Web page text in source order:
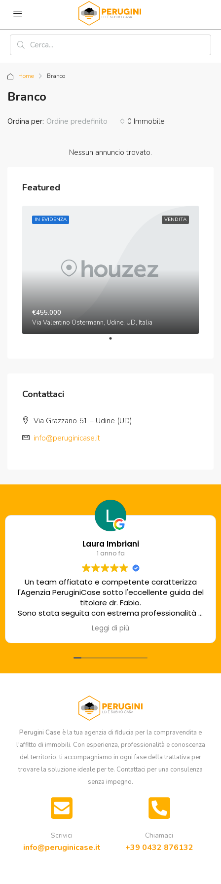
Home Branco
Branco
0 Immobile
Ordina per: Ordine predefinito
Nessun annuncio trovato.
Featured
VENDITA
IN EVIDENZA
€455.000
Via Valentino Ostermann, Udine, UD, Italia
Contattaci
Via Grazzano 51 – Udine (UD)
info@peruginicase.it
Laura Imbriani
1 anno fa
Un team affiatato e competente caratterizza
l'Agenzia PeruginiCase sotto l'eccellente guida del
titolare dr. Fabio.
Sono stata seguita con estrema professionalità e
sincera cordialità dalla sig.ra Paola, una assoluta
sicurezza!!!
Grazie e buon lavoro!
Leggi di più
Perugini Case è la tua agenzia di fiducia per la compravendita e
l'affitto di immobili. Con esperienza, professionalità e conoscenza
del territorio, ti accompagniamo in ogni fase della trattativa per
trovare la soluzione ideale per te. Contattaci per una consulenza
senza impegno.
Scrivici
info@peruginicase.it
Chiamaci
+39 0432 876132